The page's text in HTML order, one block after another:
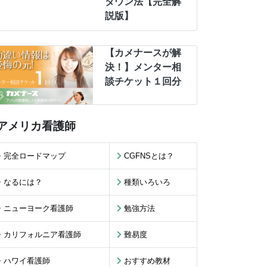
説版】
【カメナースが解
決！】メンター相
談チケット１回分
メリカ看護師
完全ロードマップ CGFNSとは？
なるには？ 種類いろいろ
ニューヨーク看護師 勉強方法
カリフォルニア看護師 難易度
ハワイ看護師 おすすめ教材